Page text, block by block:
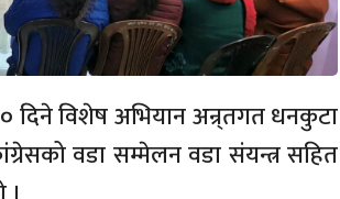
दिने विशेष अभियान अन्र्तगत धनकुटा
वडा सम्मेलन वडा संयन्त्र सहित